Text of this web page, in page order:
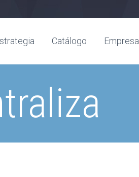
Catálogo Empresa